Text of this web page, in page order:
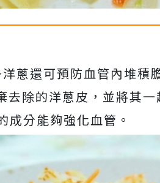
蔥還可預防血管內堆積
去除的洋蔥皮，並將其
分能夠強化血管。